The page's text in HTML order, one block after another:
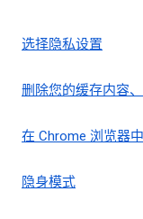
选择隐私设置
删除您的缓存内容
在 Chrome 浏览器
隐身模式